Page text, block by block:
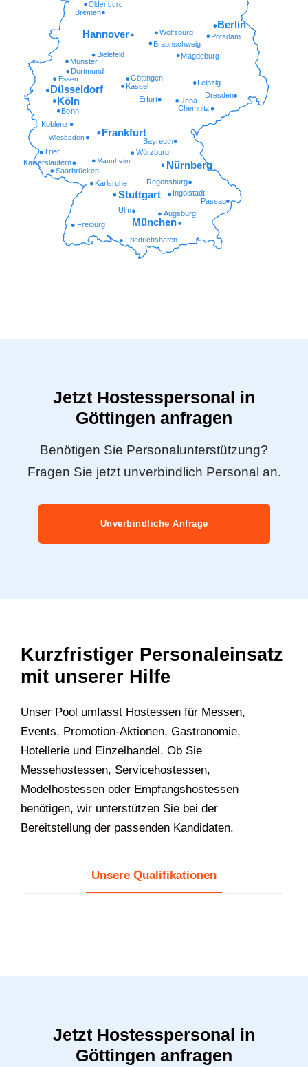
Friedrichshafen
Freiburg
Augsburg
Ulm
Passau
Ingolstadt
Regensburg
Karlsruhe
Saarbrücken
Kaiserslautern Mannheim
Würzburg
Trier
Wiesbaden Bayreuth
Koblenz
Chemnitz
Bonn
Erfurt Jena
Dresden
Kassel
Göttingen
Essen
Dortmund
Münster
Magdeburg
Bielefeld
Braunschweig
Potsdam
Wolfsburg
Oldenburg
München
Stuttgart
Nürnberg
Frankfurt
Köln
Düsseldorf
Leipzig
Hannover
Berlin
Bremen
Jetzt Hostesspersonal in
Göttingen anfragen
Benötigen Sie Personalunterstützung?
Fragen Sie jetzt unverbindlich Personal an.
Unverbindliche Anfrage
Kurzfristiger Personaleinsatz
mit unserer Hilfe
U‍nser Pool umfasst Hostessen für Messen,
Events, Promotion-Aktionen, Gastronomie,
Hotellerie und Einzelhandel. Ob Sie
Messehostessen, Servicehostessen,
Modelhostessen oder Empfangshostessen
benötigen, wir unterstützen Sie bei der
Bereitstellung der passenden Kandidaten.
Unsere Qualifikationen
Jetzt Hostesspersonal in
Göttingen anfragen